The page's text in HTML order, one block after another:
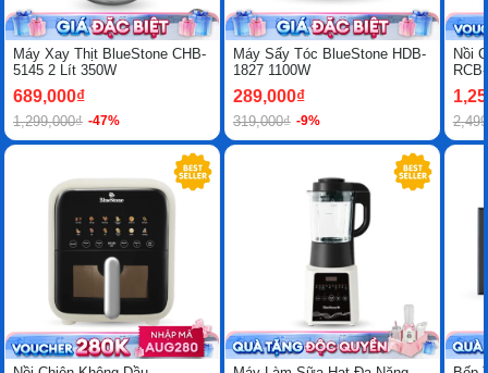
Máy Xay Thịt BlueStone CHB-
5145 2 Lít 350W
689,000₫
1,299,000₫ -47%
Máy Sấy Tóc BlueStone HDB-
1827 1100W
289,000₫
319,000₫ -9%
-34% -22%
Nồi